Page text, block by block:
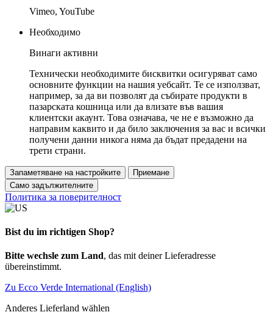
Vimeo, YouTube
Необходимо
Винаги активни
Технически необходимите бисквитки осигуряват само
основните функции на нашия уебсайт. Те се използват,
например, за да ви позволят да събирате продукти в
пазарската кошница или да влизате във вашия
клиентски акаунт. Това означава, че не е възможно да
направим каквито и да било заключения за вас и всички
получени данни никога няма да бъдат предадени на
трети страни.
Запаметяване на настройките
Приемане
Само задължителните
Политика за поверителност
Bist du im richtigen Shop?
Bitte wechsle zum Land, das mit deiner Lieferadresse
übereinstimmt.
Zu Ecco Verde International (English)
Anderes Lieferland wählen